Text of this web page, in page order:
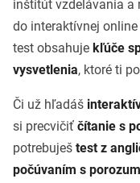
inštitút vzdelávania a
do interaktívnej
test obsahuje kľúče
vysvetlenia, ktoré ti
Či už hľadáš
si precvičiť čítanie s
potrebuješ test z
počúvaním s